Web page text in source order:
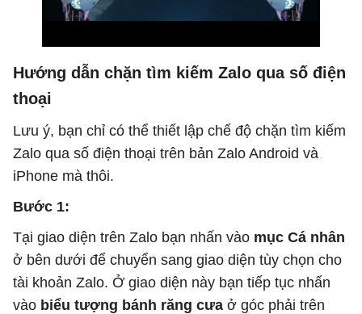
Hướng dẫn chặn tìm kiếm Zalo qua số điện
thoại
Lưu ý, bạn chỉ có thể thiết lập chế độ chặn tìm kiếm
Zalo qua số điện thoại trên bản Zalo Android và
iPhone mà thôi.
Bước 1:
Tại giao diện trên Zalo bạn nhấn vào mục Cá nhân
ở bên dưới để chuyển sang giao diện tùy chọn cho
tài khoản Zalo. Ở giao diện này bạn tiếp tục nhấn
vào biểu tượng bánh răng cưa ở góc phải trên